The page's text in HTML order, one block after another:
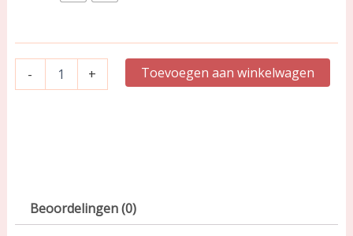
-
Madison
0562126
aantal
+ Toevoegen aan winkelwagen
Beoordelingen (0)